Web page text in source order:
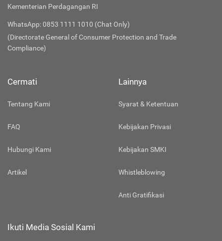
Kementerian Perdagangan RI
WhatsApp: 0853 1111 1010 (Chat Only)
(Directorate General of Consumer Protection and Trade
Compliance)
Cermati
Tentang Kami
FAQ
Hubungi Kami
Artikel
Lainnya
Syarat & Ketentuan
Kebijakan Privasi
Kebijakan SMKI
Whistleblowing
Anti Gratifikasi
Ikuti Media Sosial Kami